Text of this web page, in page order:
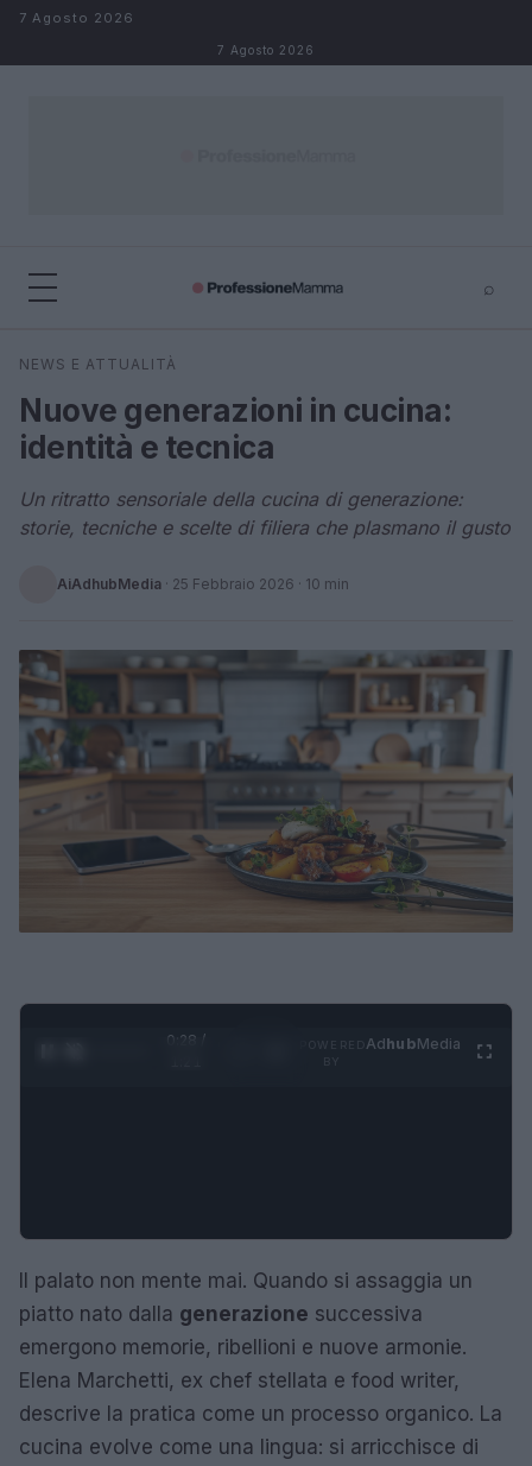
Salta al contenuto
7 Agosto 2026
7 Agosto 2026
⌕
Cerca
NEWS E ATTUALITÀ
Nuove generazioni in cucina:
identità e tecnica
Un ritratto sensoriale della cucina di generazione:
storie, tecniche e scelte di filiera che plasmano il gusto
AiAdhubMedia · 25 Febbraio 2026 · 10 min
0:29 /
AdhubMedia
Il palato non mente mai. Quando si assaggia un
piatto nato dalla generazione successiva
emergono memorie, ribellioni e nuove armonie.
Elena Marchetti, ex chef stellata e food writer,
descrive la pratica come un processo organico. La
cucina evolve come una lingua: si arricchisce di